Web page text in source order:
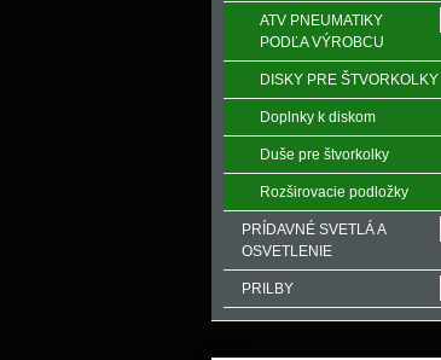
ATV PNEUMATIKY
PODĽA VÝROBCU
DISKY PRE ŠTVORKOLKY
Doplnky k diskom
Duše pre štvorkolky
Rozširovacie podložky
PRÍDAVNÉ SVETLÁ A
OSVETLENIE
PRILBY